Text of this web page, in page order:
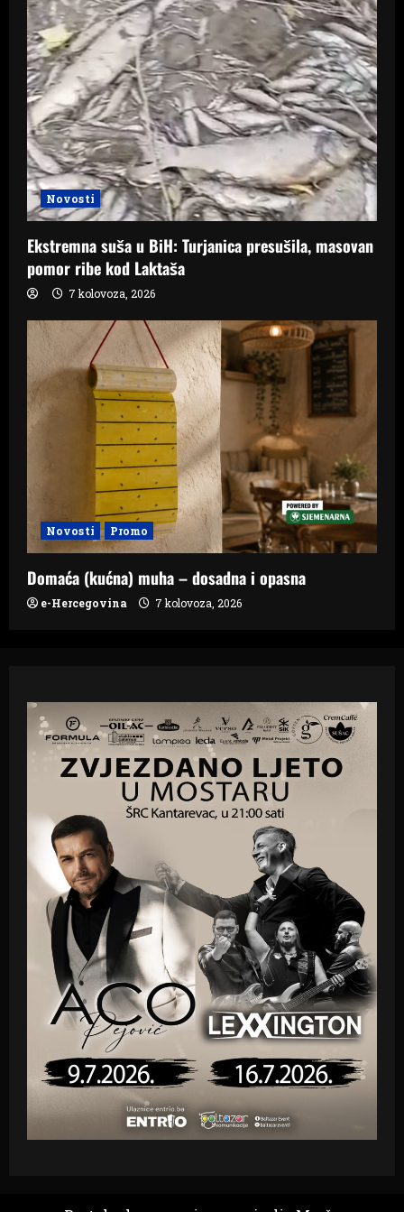
Novosti
Ekstremna suša u BiH: Turjanica presušila, masovan
pomor ribe kod Laktaša
7 kolovoza, 2026
Novosti Promo
Domaća (kućna) muha – dosadna i opasna
e-Hercegovina 7 kolovoza, 2026